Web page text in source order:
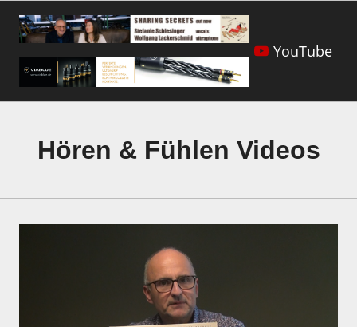
YouTube
Hören & Fühlen Videos